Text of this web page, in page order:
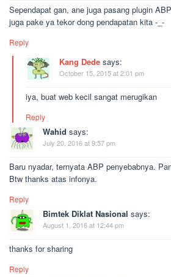
Sependapat gan, ane juga pasang plugin
juga pake ya tekor dong pendapatan kita -_-
Reply
Kang Dede says:
October 15, 2015 at 2:01 pm
iya, buat web kecil sangat merugikan
Reply
Wahid says:
July 20, 2016 at 9:57 pm
Baru nyadar, ternyata ABP penyebabnya.
Btw thanks atas infonya.
Reply
Bimtek Diklat Nasional says:
August 1, 2016 at 12:44 pm
thanks for sharing
Reply